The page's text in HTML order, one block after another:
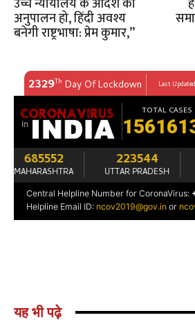
अनुपालन हो, हिंदी अवश्य
बनेगी राष्ट्रभाषा: प्रेम कुमार,”
यह भी पढ़े